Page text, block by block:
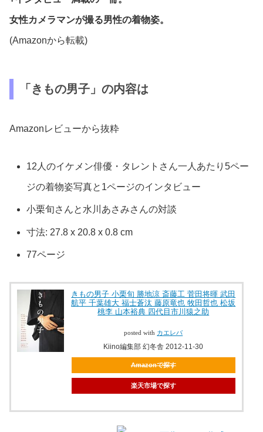
女性カメラマンが撮る男性の着物姿。
(Amazonから転載)
「きもの男子」の内容は
Amazonレビューから抜粋
12人のイケメン俳優・タレントさん一人あたり5ペー
ジの着物姿写真と1ページのインタビュー
小栗旬さんと水川あさみさんの対談
寸法: 27.8 x 20.8 x 0.8 cm
77ページ
きもの男子 小栗旬 勝地涼 斎藤工 菅田将暉 武田
航平 千葉雄大 福士蒼汰 藤原竜也 牧田哲也 松坂
桃李 山本裕典 四代目市川猿之助
posted with カエレバ
Kiino編集部 幻冬舎 2012-11-30
Amazonで探す
楽天市場で探す